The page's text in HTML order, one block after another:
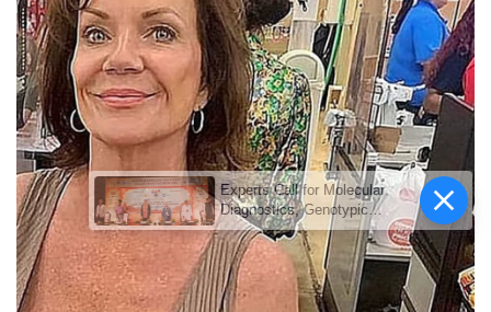
Experts Call for Molecular
Diagnostics, Genotypic
Testing, Targeted Next-
Generation Sequencing and
AI to Accelerate TB
Elimination